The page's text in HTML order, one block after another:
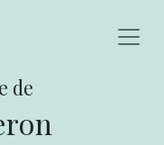
de